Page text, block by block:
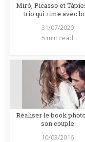
Miró, Picasso et
trio qui rime avec
31/07/2020
5 min read
Réaliser le book
son couple
10/03/2016